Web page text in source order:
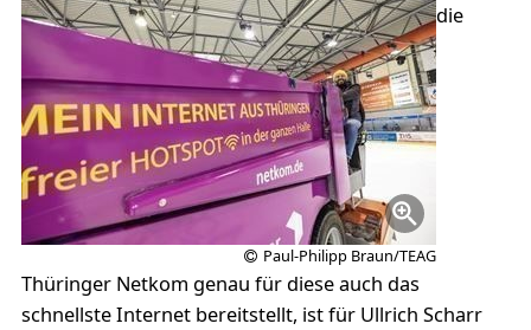
Paul-Philipp Braun/TEAG
die
Thüringer Netkom genau für diese auch das
schnellste Internet bereitstellt, ist für Ullrich Scharr